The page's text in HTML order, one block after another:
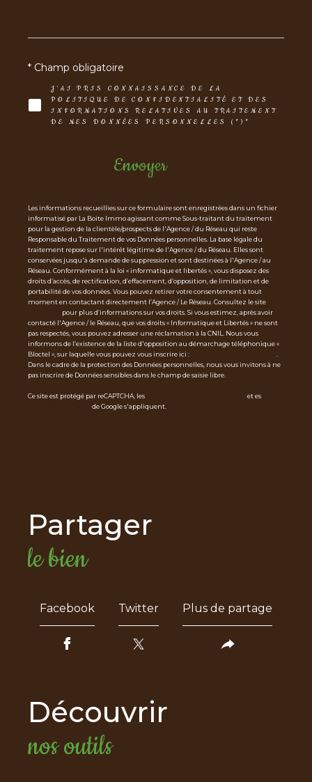
J'AI PRIS CONNAISSANCE DE LA
POLITIQUE DE CONFIDENTIALITÉ ET DES
INFORMATIONS RELATIVES AU TRAITEMENT
DE MES DONNÉES PERSONNELLES (*)*
* Champ obligatoire
Envoyer
Les informations recueillies sur ce formulaire sont enregistrées dans un fichier
informatisé par La Boite Immo agissant comme Sous-traitant du traitement
pour la gestion de la clientèle/prospects de l'Agence / du Réseau qui reste
Responsable du Traitement de vos Données personnelles. La base légale du
traitement repose sur l'intérêt légitime de l'Agence / du Réseau. Elles sont
conservées jusqu'à demande de suppression et sont destinées à l'Agence / au
Réseau. Conformément à la loi « informatique et libertés », vous disposez des
droits d’accès, de rectification, d’effacement, d’opposition, de limitation et de
portabilité de vos données. Vous pouvez retirer votre consentement à tout
moment en contactant directement l’Agence / Le Réseau. Consultez le site
pour plus d’informations sur vos droits. Si vous estimez, après avoir
contacté l'Agence / le Réseau, que vos droits « Informatique et Libertés » ne sont
pas respectés, vous pouvez adresser une réclamation à la CNIL. Nous vous
informons de l’existence de la liste d'opposition au démarchage téléphonique «
Bloctel », sur laquelle vous pouvez vous inscrire ici :
Dans le cadre de la protection des Données personnelles, nous vous invitons à ne
pas inscrire de Données sensibles dans le champ de saisie libre.
Ce site est protégé par reCAPTCHA, les et es
de Google s'appliquent.
partager
le bien
Facebook Twitter Plus de partage
découvrir
nos outils